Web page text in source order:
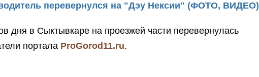
перевернулся на "Дэу Нексии" (ФОТО, ВИДЕО)
дня в Сыктывкаре на проезжей части перевернулась
портала ProGorod11.ru.